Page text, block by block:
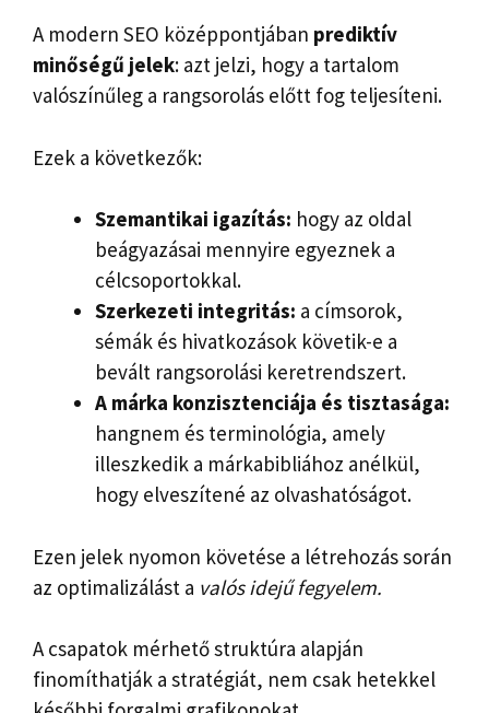
A modern SEO középpontjában prediktív
minőségű jelek: azt jelzi, hogy a tartalom
valószínűleg a rangsorolás előtt fog teljesíteni.
Ezek a következők:
Szemantikai igazítás: hogy az oldal
beágyazásai mennyire egyeznek a
célcsoportokkal.
Szerkezeti integritás: a címsorok,
sémák és hivatkozások követik-e a
bevált rangsorolási keretrendszert.
A márka konzisztenciája és tisztasága:
hangnem és terminológia, amely
illeszkedik a márkabibliához anélkül,
hogy elveszítené az olvashatóságot.
Ezen jelek nyomon követése a létrehozás során
az optimalizálást a valós idejű fegyelem.
A csapatok mérhető struktúra alapján
finomíthatják a stratégiát, nem csak hetekkel